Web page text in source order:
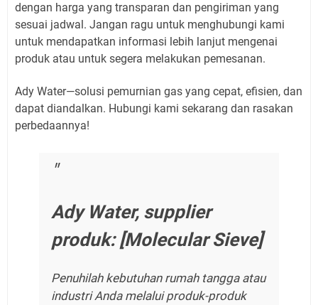
dengan harga yang transparan dan pengiriman yang
sesuai jadwal. Jangan ragu untuk menghubungi kami
untuk mendapatkan informasi lebih lanjut mengenai
produk atau untuk segera melakukan pemesanan.
Ady Water—solusi pemurnian gas yang cepat, efisien, dan
dapat diandalkan. Hubungi kami sekarang dan rasakan
perbedaannya!
Ady Water, supplier
produk: [Molecular Sieve]
Penuhilah kebutuhan rumah tangga atau
industri Anda melalui produk-produk